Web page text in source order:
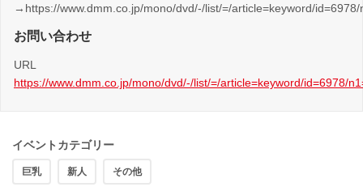
→https://www.dmm.co.jp/mono/dvd/-/list/=/article=keyword/
お問い合わせ
URL
https://www.dmm.co.jp/mono/dvd/-/list/=/article=keyword/id=6978/
イベントカテゴリー
巨乳 新人 その他